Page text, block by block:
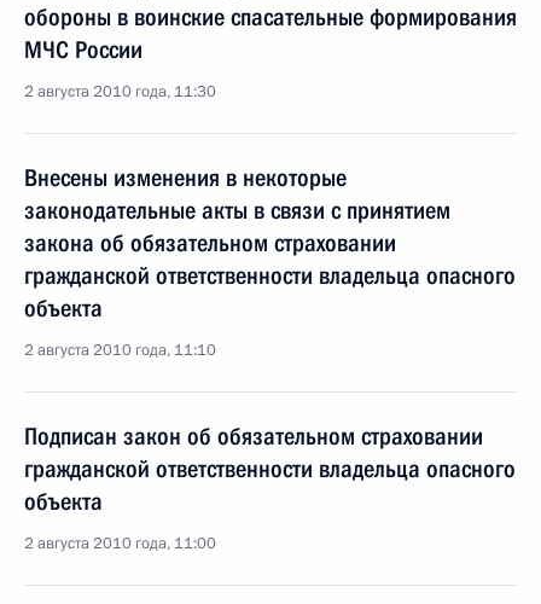
обороны в воинские спасательные формирования
МЧС России
2 августа 2010 года, 11:30
Внесены изменения в некоторые
законодательные акты в связи с принятием
закона об обязательном страховании
гражданской ответственности владельца опасного
объекта
2 августа 2010 года, 11:10
Подписан закон об обязательном страховании
гражданской ответственности владельца опасного
объекта
2 августа 2010 года, 11:00